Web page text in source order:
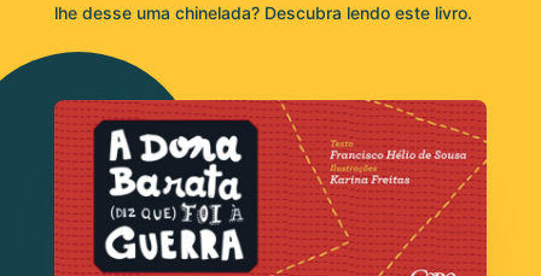
lhe desse uma chinelada? Descubra lendo este livro.